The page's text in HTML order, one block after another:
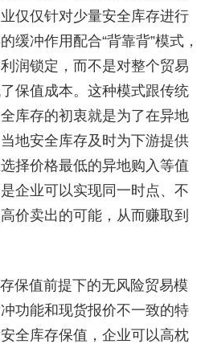
仅仅针对少量安全库存进行
缓冲作用配合“背靠背”模式，
润锁定，而不是对整个贸易
保值成本。这种模式跟传统
库存的初衷就是为了在异地
地安全库存及时为下游提供
择价格最低的异地购入等值
企业可以实现同一时点、不
价卖出的可能，从而赚取到
保值前提下的无风险贸易模
功能和现货报价不一致的特
全库存保值，企业可以高枕